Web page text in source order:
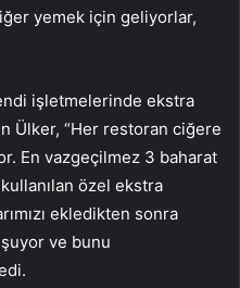
yemek için geliyorlar,
işletmelerinde ekstra
Ülker, “Her restoran ciğere
En vazgeçilmez 3 baharat
özel ekstra
ekledikten sonra
ve bunu